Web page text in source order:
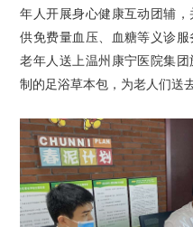
年人开展身心健康互动团辅
供免费量血压、血糖等义诊
老年人送上温州康宁医院集
制的足浴草本包，为老人们送